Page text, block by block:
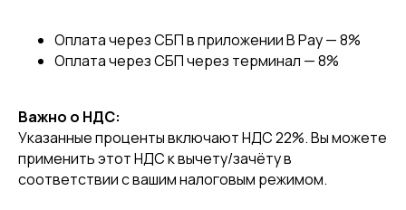
Оплата через СБП в приложении B Pay — 8%
Оплата через СБП через терминал — 8%
Важно о НДС:
Указанные проценты включают НДС 22%. Вы можете
применить этот НДС к вычету/зачёту в
соответствии с вашим налоговым режимом.